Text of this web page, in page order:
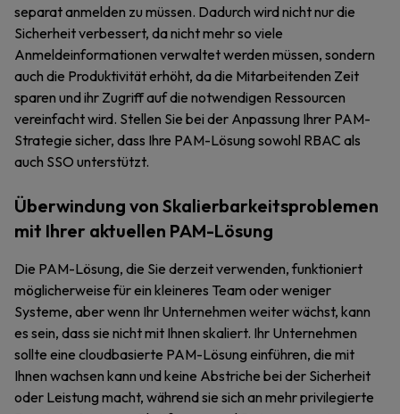
separat anmelden zu müssen. Dadurch wird nicht nur die
Sicherheit verbessert, da nicht mehr so viele
Anmeldeinformationen verwaltet werden müssen, sondern
auch die Produktivität erhöht, da die Mitarbeitenden Zeit
sparen und ihr Zugriff auf die notwendigen Ressourcen
vereinfacht wird. Stellen Sie bei der Anpassung Ihrer PAM-
Strategie sicher, dass Ihre PAM-Lösung sowohl RBAC als
auch SSO unterstützt.
Überwindung von Skalierbarkeitsproblemen
mit Ihrer aktuellen PAM-Lösung
Die PAM-Lösung, die Sie derzeit verwenden, funktioniert
möglicherweise für ein kleineres Team oder weniger
Systeme, aber wenn Ihr Unternehmen weiter wächst, kann
es sein, dass sie nicht mit Ihnen skaliert. Ihr Unternehmen
sollte eine cloudbasierte PAM-Lösung einführen, die mit
Ihnen wachsen kann und keine Abstriche bei der Sicherheit
oder Leistung macht, während sie sich an mehr privilegierte